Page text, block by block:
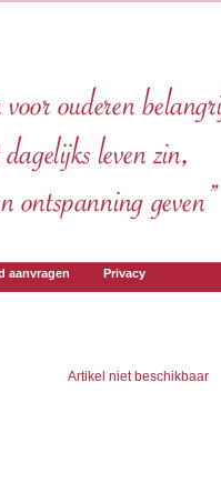
aanvragen Privacy
Artikel niet beschikbaar